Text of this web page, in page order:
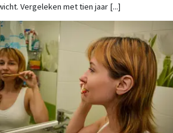
Vergeleken met tien jaar [...]